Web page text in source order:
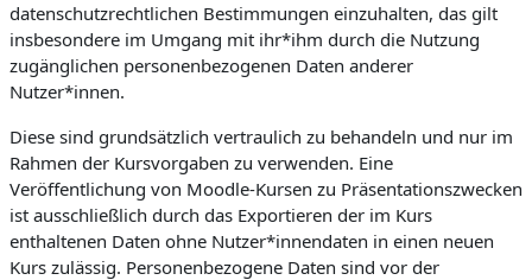
datenschutzrechtlichen Bestimmungen einzuhalten, das gilt
insbesondere im Umgang mit ihr*ihm durch die Nutzung
zugänglichen personenbezogenen Daten anderer
Nutzer*innen.
Diese sind grundsätzlich vertraulich zu behandeln und nur im
Rahmen der Kursvorgaben zu verwenden. Eine
Veröffentlichung von Moodle-Kursen zu Präsentationszwecken
ist ausschließlich durch das Exportieren der im Kurs
enthaltenen Daten ohne Nutzer*innendaten in einen neuen
Kurs zulässig. Personenbezogene Daten sind vor der